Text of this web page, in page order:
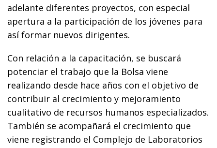
adelante diferentes proyectos, con especial
apertura a la participación de los jóvenes para
así formar nuevos dirigentes.
Con relación a la capacitación, se buscará
potenciar el trabajo que la Bolsa viene
realizando desde hace años con el objetivo de
contribuir al crecimiento y mejoramiento
cualitativo de recursos humanos especializados.
También se acompañará el crecimiento que
viene registrando el Complejo de Laboratorios